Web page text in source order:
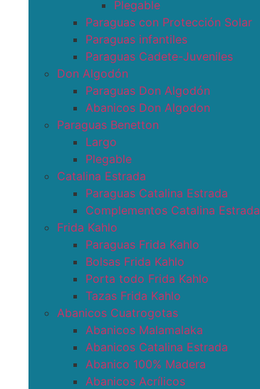
Plegable
Paraguas con Protección Solar
Paraguas infantiles
Paraguas Cadete-Juveniles
Don Algodón
Paraguas Don Algodón
Abanicos Don Algodon
Paraguas Benetton
Largo
Plegable
Catalina Estrada
Paraguas Catalina Estrada
Complementos Catalina Estrada
Frida Kahlo
Paraguas Frida Kahlo
Bolsas Frida Kahlo
Porta todo Frida Kahlo
Tazas Frida Kahlo
Abanicos Cuatrogotas
Abanicos Malamalaka
Abanicos Catalina Estrada
Abanico 100% Madera
Abanicos Acrílicos